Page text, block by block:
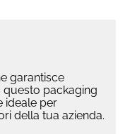
garantisce
packaging
ideale per
della tua azienda.